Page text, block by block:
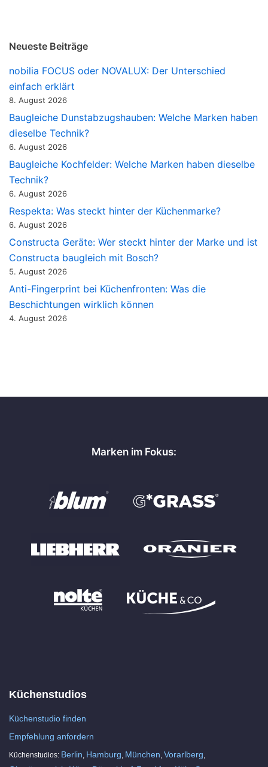
Neueste Beiträge
nobilia FOCUS oder NOVALUX: Der Unterschied
einfach erklärt
8. August 2026
Baugleiche Dunstabzugshauben: Welche Marken haben
dieselbe Technik?
6. August 2026
Baugleiche Kochfelder: Welche Marken haben dieselbe
Technik?
6. August 2026
Respekta: Was steckt hinter der Küchenmarke?
6. August 2026
Constructa Geräte: Wer steckt hinter der Marke und ist
Constructa baugleich mit Bosch?
5. August 2026
Anti-Fingerprint bei Küchenfronten: Was die
Beschichtungen wirklich können
4. August 2026
Marken im Fokus:
Küchenstudios
Küchenstudio finden
Empfehlung anfordern
Küchenstudios: Berlin Hamburg München Vorarlberg